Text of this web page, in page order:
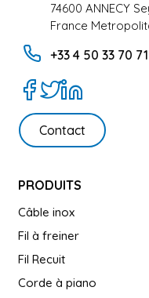
74600 ANNECY
France
+33 4 50 33 70 71
Contact
PRODUITS
Câble inox
Fil à freiner
Fil Recuit
Corde à piano